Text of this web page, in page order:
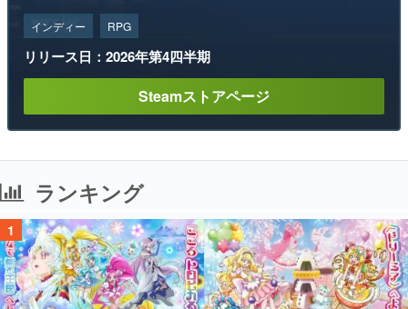
インディー RPG
リリース日：2026年第4四半期
Steamストアページ
ランキング
1